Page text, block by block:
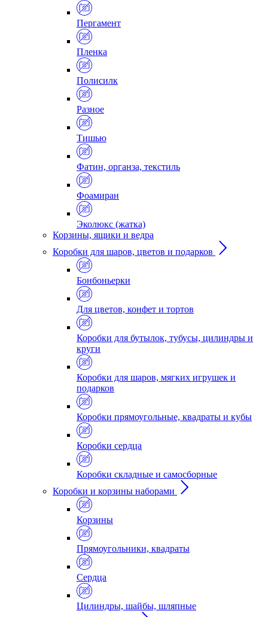
Пергамент
Пленка
Полисилк
Разное
Тишью
Фатин, органза, текстиль
Фоамиран
Эколюкс (жатка)
Корзины, ящики и ведра
Коробки для шаров, цветов и подарков
Бонбоньерки
Для цветов, конфет и тортов
Коробки для бутылок, тубусы, цилиндры и
круги
Коробки для шаров, мягких игрушек и
подарков
Коробки прямоугольные, квадраты и кубы
Коробки сердца
Коробки складные и самосборные
Коробки и корзины наборами
Корзины
Прямоугольники, квадраты
Сердца
Цилиндры, шайбы, шляпные